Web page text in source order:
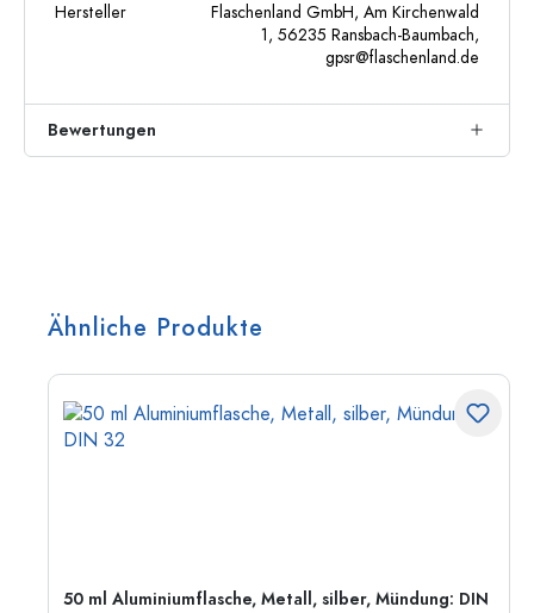
Hersteller
Flaschenland GmbH, Am Kirchenwald
1, 56235 Ransbach-Baumbach,
gpsr@flaschenland.de
Bewertungen
Ähnliche Produkte
50 ml Aluminiumflasche, Metall, silber, Mündung: DIN